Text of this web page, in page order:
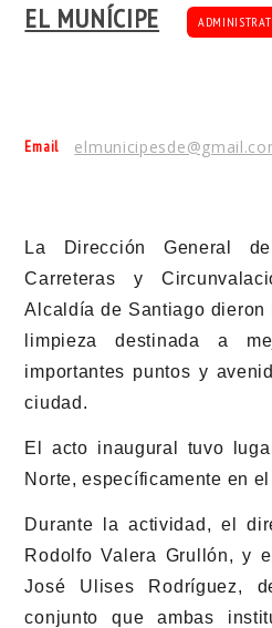
EL MUNÍCIPE
Email
La Dirección General
Carreteras y
Alcaldía de Santiago
limpieza destinada a
importantes puntos y
ciudad.
El acto inaugural tuvo
Norte, específicamente en
Durante la actividad, el
Rodolfo Valera Grullón, y
José Ulises Rodríguez,
conjunto que ambas